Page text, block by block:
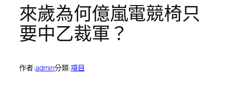
來歲為何億嵐電競椅只
要中乙裁軍？
作者:admin分類:項目